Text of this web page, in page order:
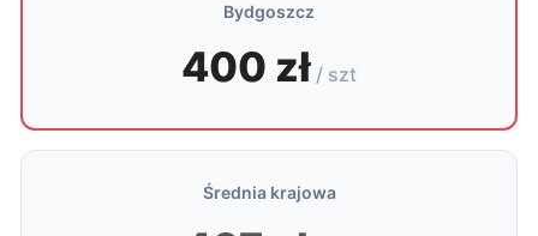
Bydgoszcz
400 zł / szt
Średnia krajowa